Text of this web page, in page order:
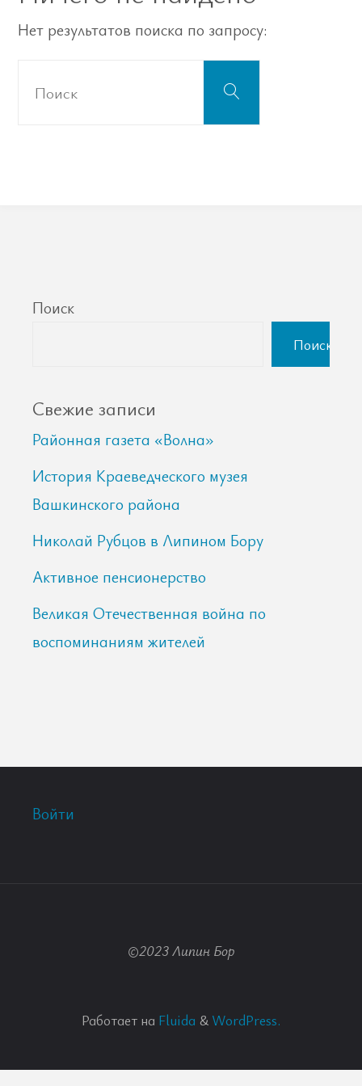
Нет результатов поиска по запросу:
Поиск
Поиск
Поиск
Свежие записи
Районная газета «Волна»
История Краеведческого музея
Вашкинского района
Николай Рубцов в Липином Бору
Активное пенсионерство
Великая Отечественная война по
воспоминаниям жителей
Войти
©2023 Липин Бор
Работает на Fluida & WordPress.